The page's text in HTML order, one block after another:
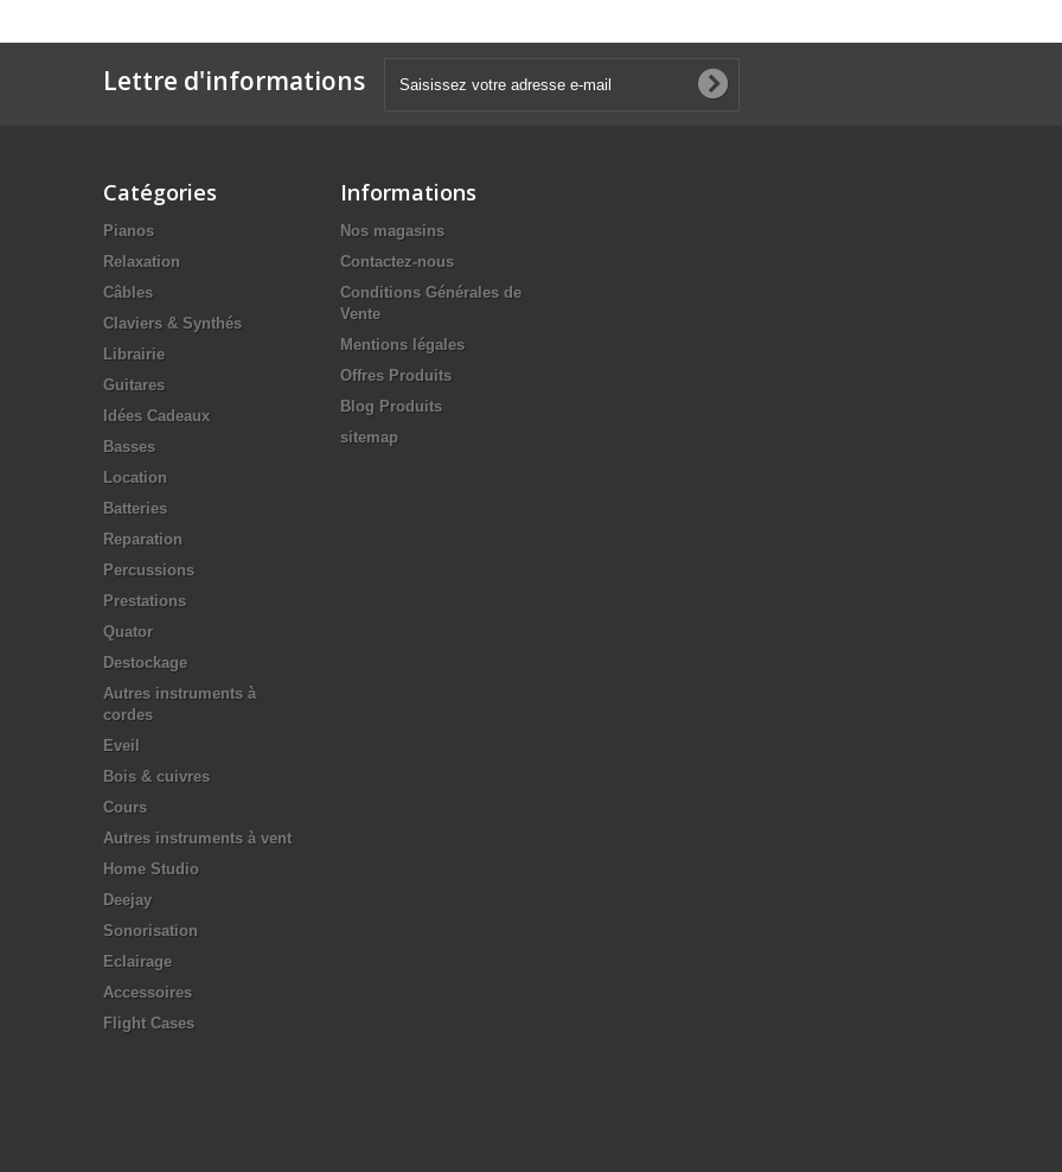
Lettre d'informations
Catégories
Pianos
Relaxation
Câbles
Claviers & Synthés
Librairie
Guitares
Idées Cadeaux
Basses
Location
Batteries
Reparation
Percussions
Prestations
Quator
Destockage
Autres instruments à
cordes
Eveil
Bois & cuivres
Cours
Autres instruments à vent
Home Studio
Deejay
Sonorisation
Eclairage
Accessoires
Flight Cases
Informations
Nos magasins
Contactez-nous
Conditions Générales de
Vente
Mentions légales
Offres Produits
Blog Produits
sitemap